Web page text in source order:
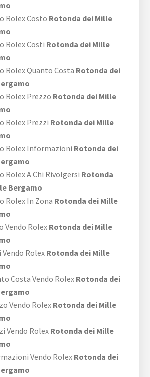
Rolex Costo Rotonda dei Mille
Rolex Costi Rotonda dei Mille
Rolex Quanto Costa Rotonda dei
Rolex Prezzo Rotonda dei Mille
Rolex Prezzi Rotonda dei Mille
Rolex Informazioni Rotonda dei
Rolex A Chi Rivolgersi Rotonda
Bergamo
Rolex In Zona Rotonda dei Mille
Vendo RolexRotonda dei Mille
Vendo RolexRotonda dei Mille
Costa Vendo Rolex Rotonda dei
Vendo Rolex Rotonda dei Mille
Vendo Rolex Rotonda dei Mille
Vendo Rolex Rotonda dei